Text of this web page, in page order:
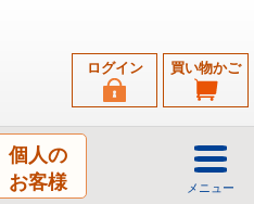
買い物かご
ログイン
個人の
お客様
メニュー